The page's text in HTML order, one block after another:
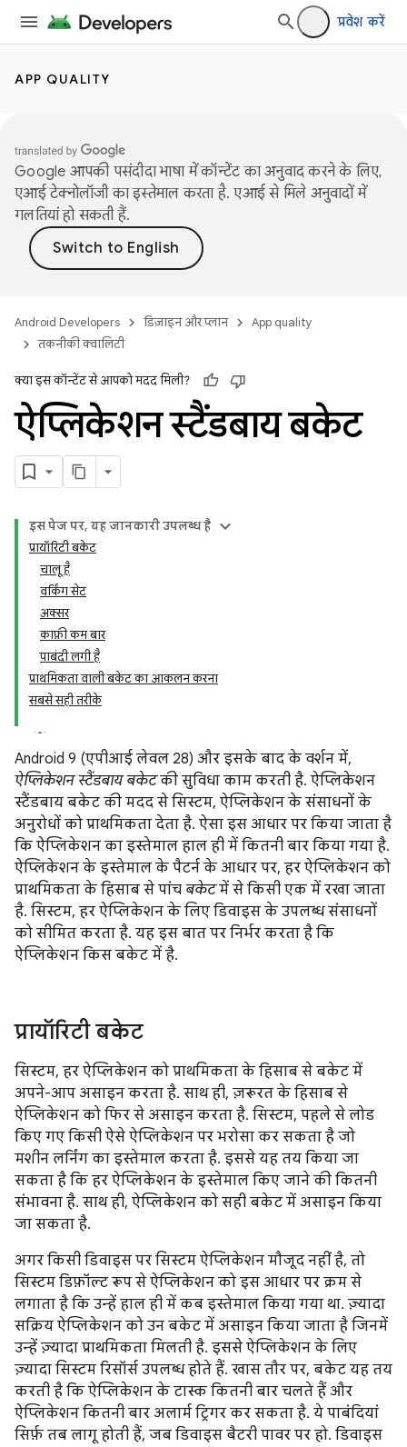
प्रवेश करें
APP QUALITY
Google आपकी पसंदीदा भाषा में कॉन्टेंट का अनुवाद करने के लिए,
एआई टेक्नोलॉजी का इस्तेमाल करता है. एआई से मिले अनुवादों में
गलतियां हो सकती हैं.
Android Developers डिज़ाइन और प्लान
App quality
तकनीकी क्वालिटी
क्या इस कॉन्टेंट से आपको मदद मिली?
ऐप्लिकेशन स्टैंडबाय बकेट
इस पेज पर, यह जानकारी उपलब्ध है
प्रायॉरिटी बकेट
चालू है
वर्किंग सेट
अक्सर
काफ़ी कम बार
पाबंदी लगी है
प्राथमिकता वाली बकेट का आकलन करना
सबसे सही तरीके
Android 9 (एपीआई लेवल 28) और इसके बाद के वर्शन में,
ऐप्लिकेशन स्टैंडबाय बकेटकी सुविधा काम करती है. ऐप्लिकेशन
स्टैंडबाय बकेट की मदद से सिस्टम, ऐप्लिकेशन के संसाधनों के
अनुरोधों को प्राथमिकता देता है. ऐसा इस आधार पर किया जाता है
कि ऐप्लिकेशन का इस्तेमाल हाल ही में कितनी बार किया गया है.
ऐप्लिकेशन के इस्तेमाल के पैटर्न के आधार पर, हर ऐप्लिकेशन को
प्राथमिकता के हिसाब से पांच बकेटमें से किसी एक में रखा जाता
है. सिस्टम, हर ऐप्लिकेशन के लिए डिवाइस के उपलब्ध संसाधनों
को सीमित करता है. यह इस बात पर निर्भर करता है कि
ऐप्लिकेशन किस बकेट में है.
प्रायॉरिटी बकेट
सिस्टम, हर ऐप्लिकेशन को प्राथमिकता के हिसाब से बकेट में
अपने-आप असाइन करता है. साथ ही, ज़रूरत के हिसाब से
ऐप्लिकेशन को फिर से असाइन करता है. सिस्टम, पहले से लोड
किए गए किसी ऐसे ऐप्लिकेशन पर भरोसा कर सकता है जो
मशीन लर्निंग का इस्तेमाल करता है. इससे यह तय किया जा
सकता है कि हर ऐप्लिकेशन के इस्तेमाल किए जाने की कितनी
संभावना है. साथ ही, ऐप्लिकेशन को सही बकेट में असाइन किया
जा सकता है.
अगर किसी डिवाइस पर सिस्टम ऐप्लिकेशन मौजूद नहीं है, तो
सिस्टम डिफ़ॉल्ट रूप से ऐप्लिकेशन को इस आधार पर क्रम से
लगाता है कि उन्हें हाल ही में कब इस्तेमाल किया गया था. ज़्यादा
सक्रिय ऐप्लिकेशन को उन बकेट में असाइन किया जाता है जिनमें
उन्हें ज़्यादा प्राथमिकता मिलती है. इससे ऐप्लिकेशन के लिए
ज़्यादा सिस्टम रिसॉर्स उपलब्ध होते हैं. खास तौर पर, बकेट यह तय
करती है कि ऐप्लिकेशन के टास्क कितनी बार चलते हैं और
ऐप्लिकेशन कितनी बार अलार्म ट्रिगर कर सकता है. ये पाबंदियां
सिर्फ़ तब लागू होती हैं, जब डिवाइस बैटरी पावर पर हो. डिवाइस